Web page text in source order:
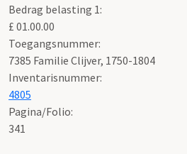
Bedrag belasting 1:
£ 01.00.00
Toegangsnummer:
7385 Familie Clijver, 1750-1804
Inventarisnummer:
4805
Pagina/Folio:
341